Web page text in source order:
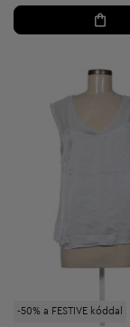
-50% a FESTIVE kóddal